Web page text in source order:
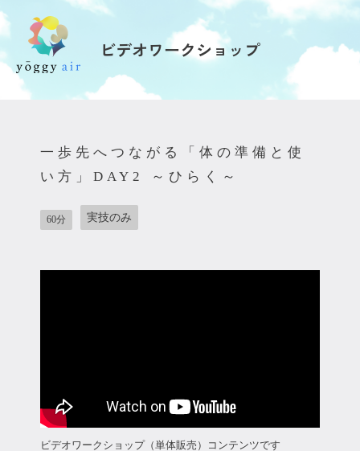
受講の流れ
インストラクター一覧
FAQ / お問い合わせ
ログイン
ビデオワークショップ
一歩先へつながる「体の準備と使
い方」DAY2 ～ひらく～
60分 実技のみ
ビデオワークショップ（単体販売）コンテンツです